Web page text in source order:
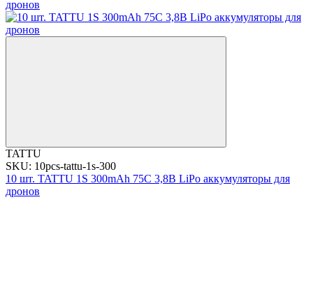
TATTU
SKU: 10pcs-tattu-1s-300
10 шт. TATTU 1S 300mAh 75C 3,8В LiPo аккумуляторы для
дронов